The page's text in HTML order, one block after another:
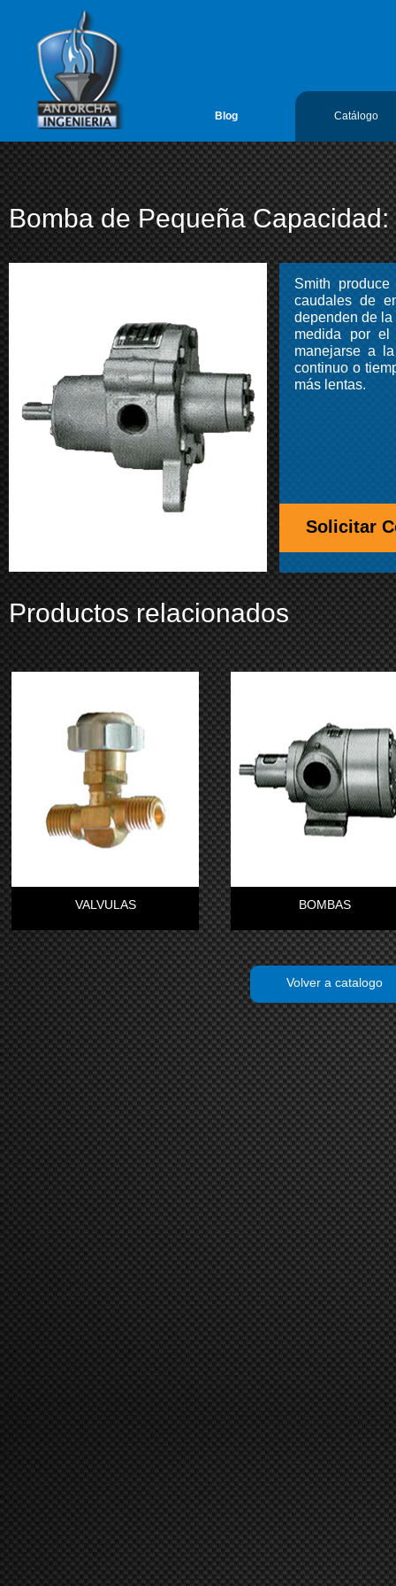
google-site-
Antorcha Ingenieria 1 Catálogo
Blog
Bomba de Pequeña
Smith
caudales de
dependen de
medida por el
manejarse a
continuo o
más lentas.
Solicitar
Productos relacionados
VALVULAS BOMBAS
Volver a catalogo